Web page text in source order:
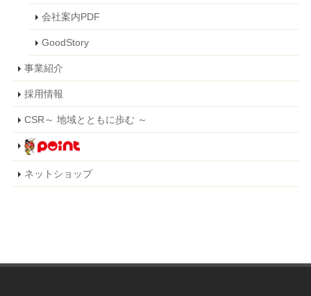
会社案内PDF
GoodStory
事業紹介
採用情報
CSR～ 地域とともに歩む ～
ネットショップ